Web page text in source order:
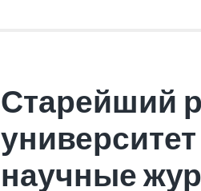
Старейший
научные